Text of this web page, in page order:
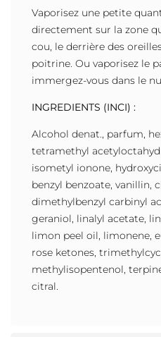
Vaporisez une petite
directement sur la zone
cou, le derrière des
poitrine. Ou vaporisez le
immergez-vous dans le
INGREDIENTS (INCI) :
Alcohol denat., parfum,
tetramethyl
isometyl ionone,
benzyl benzoate, vanillin,
dimethylbenzyl carbinyl
geraniol, linalyl acetate,
limon peel oil, limonene,
rose ketones,
methylisopentenol,
citral.